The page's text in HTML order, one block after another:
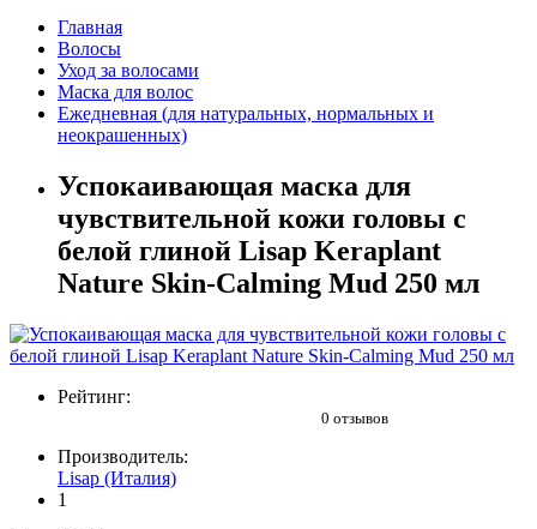
Главная
Волосы
Уход за волосами
Маска для волос
Ежедневная (для натуральных, нормальных и
неокрашенных)
Успокаивающая маска для
чувствительной кожи головы с
белой глиной Lisap Keraplant
Nature Skin-Calming Mud 250 мл
Рейтинг:
0 отзывов
Производитель:
Lisap (Италия)
1